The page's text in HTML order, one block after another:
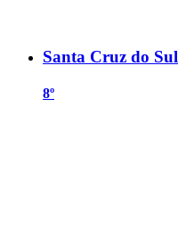
Santa Cruz do Sul
8º